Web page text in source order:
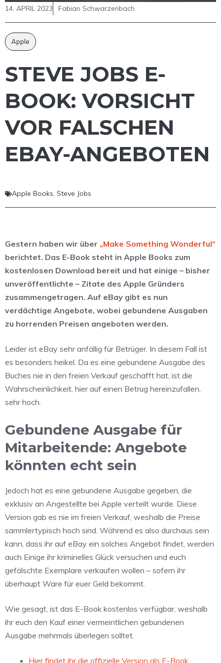
14. APRIL 2023 Fabian Schwarzenbach
Apple
STEVE JOBS E-
BOOK: VORSICHT
VOR FALSCHEN
EBAY-ANGEBOTEN
Apple Books, Steve Jobs
Gestern haben wir über „Make Something Wonderful“
berichtet. Das E-Book steht in Apple Books zum
kostenlosen Download bereit und hat einige – bisher
unveröffentlichte – Zitate des Apple Gründers
zusammengetragen. Auf eBay gibt es nun
verdächtige Angebote, wobei gebundene Ausgaben
zu horrenden Preisen angeboten werden.
Leider ist eBay sehr anfällig für Betrüger. In diesem Fall ist
es besonders heikel. Da es eine gebundene Ausgabe des
Buches nie in den freien Verkauf geschafft hat, ist die
Wahrscheinlichkeit, hier auf einen Betrug hereinzufallen,
sehr hoch.
Gebundene Ausgabe für
Mitarbeitende: Angebote
könnten echt sein
Jedoch hat es eine gebundene Ausgabe gegeben, die
exklusiv an Angestellte bei Apple verteilt wurde. Diese
Version gab es nie im freien Verkauf, weshalb die Preise
sammlertypisch hoch sind. Während es also durchaus sein
kann, dass ihr auf eBay ein solches Angebot findet, werden
auch Einige ihr kriminelles Glück versuchen und euch
gefälschte Exemplare verkaufen wollen – sofern ihr
überhaupt Ware für euer Geld bekommt.
Wie gesagt, ist das E-Book kostenlos verfügbar, weshalb
ihr euch den Kauf einer vermeintlichen gebundenen
Ausgabe mehrmals überlegen solltet.
Hier findet ihr die offizielle Version als E-Book